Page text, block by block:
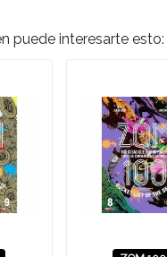
puede interesarte esto: